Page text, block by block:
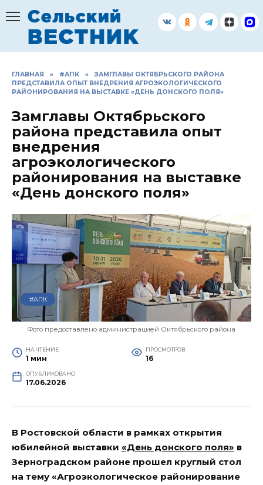
содержанию
ГЛАВНАЯ » #АПК »
ЗАМГЛАВЫ ОКТЯБРЬСКОГО РАЙОНА
ПРЕДСТАВИЛА ОПЫТ ВНЕДРЕНИЯ АГРОЭКОЛОГИЧЕСКОГО
РАЙОНИРОВАНИЯ НА ВЫСТАВКЕ «ДЕНЬ ДОНСКОГО ПОЛЯ»
Замглавы Октябрьского
района представила опыт
внедрения
агроэкологического
районирования на выставке
«День донского поля»
#АПК
Фото предоставлено администрацией Октябрьского района
НА ЧТЕНИЕ
1 мин
ПРОСМОТРОВ
16
ОПУБЛИКОВАНО
17.06.2026
В Ростовской области в рамках открытия
юбилейной выставки «День донского поля» в
Зерноградском районе прошел круглый стол
на тему «Агроэкологическое районирование